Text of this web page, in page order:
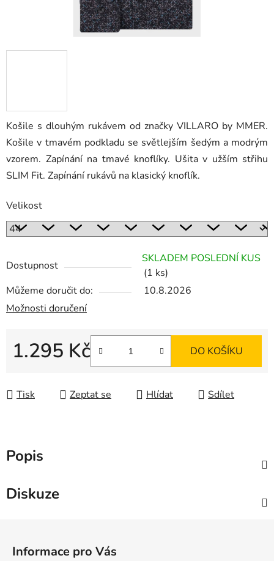
Košile s dlouhým rukávem od značky VILLARO by MMER.
Košile v tmavém podkladu se světlejším šedým a modrým
vzorem. Zapínání na tmavé knoflíky. Ušita v užším střihu
SLIM Fit. Zapínání rukávů na klasický knoflík.
Velikost
Dostupnost
SKLADEM POSLEDNÍ KUS
(1 ks)
Můžeme doručit do:
10.8.2026
Možnosti doručení
1.295 Kč DO KOŠÍKU
Tisk Zeptat se Hlídat Sdílet
Popis
Diskuze
Informace pro Vás